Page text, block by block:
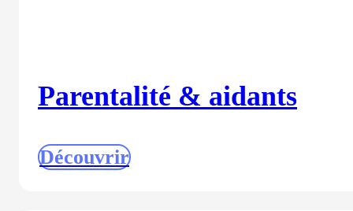
Parentalité & aidants
Découvrir